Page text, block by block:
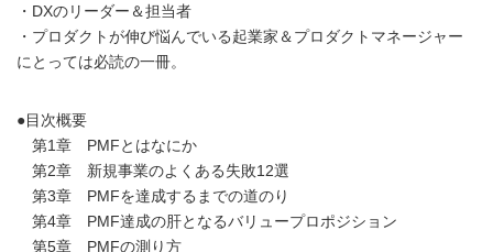
・DXのリーダー＆担当者
・プロダクトが伸び悩んでいる起業家＆プロダクトマネージャー
にとっては必読の一冊。
●目次概要
第1章 PMFとはなにか
第2章 新規事業のよくある失敗12選
第3章 PMFを達成するまでの道のり
第4章 PMF達成の肝となるバリュープロポジション
第5章 PMFの測り方